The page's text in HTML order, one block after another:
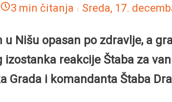
3 min čitanja Sreda, 17.
Nišu opasan po zdravlje, a
reakcije Štaba za
i komandanta Štaba